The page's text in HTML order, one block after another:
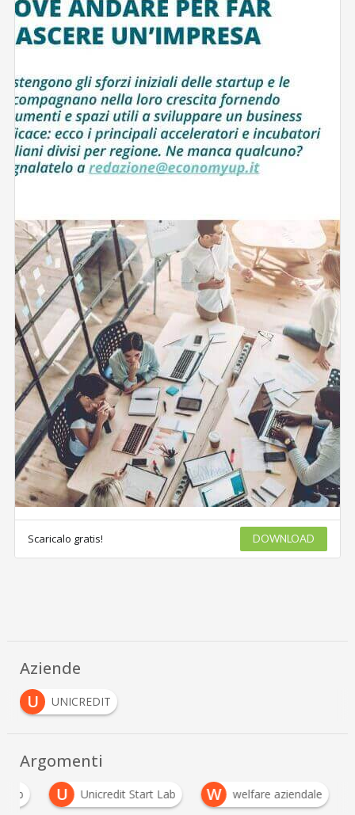
Scaricalo gratis! DOWNLOAD
Aziende
U
UNICREDIT
Argomenti
b2b U Unicredit Start Lab W welfare aziendale